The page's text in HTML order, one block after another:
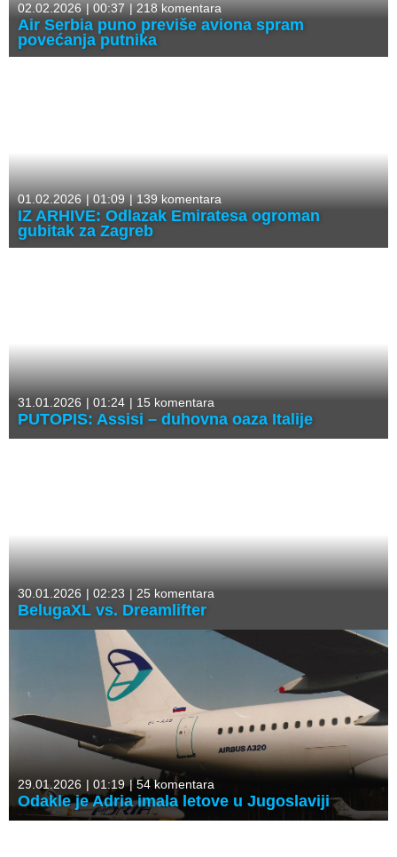
02.02.2026 |00:37 |218 komentara
Air Serbia puno previše aviona spram
povećanja putnika
01.02.2026 |01:09 |139 komentara
IZ ARHIVE: Odlazak Emiratesa ogroman
gubitak za Zagreb
31.01.2026 | 01:24 | 15 komentara
PUTOPIS: Assisi – duhovna oaza Italije
30.01.2026 | 02:23 | 25 komentara
BelugaXL vs. Dreamlifter
29.01.2026 | 01:19 |54 komentara
Odakle je Adria imala letove u Jugoslaviji